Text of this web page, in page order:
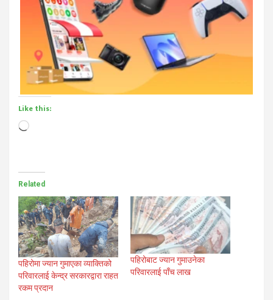
Like this:
Loading…
Related
पहिरोमा ज्यान गुमाएका व्याक्तिको
परिवारलाई केन्द्र सरकारद्वारा राहत
रकम प्रदान
पहिरोबाट ज्यान गुमाउनेका
परिवारलाई पाँच लाख